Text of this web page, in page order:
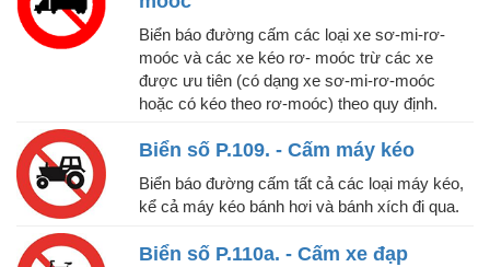
Biển báo đường cấm các loại xe sơ-mi-rơ-
moóc và các xe kéo rơ- moóc trừ các xe
được ưu tiên (có dạng xe sơ-mi-rơ-moóc
hoặc có kéo theo rơ-moóc) theo quy định.
Biển số P.109. - Cấm máy kéo
Biển báo đường cấm tất cả các loại máy kéo,
kể cả máy kéo bánh hơi và bánh xích đi qua.
Biển số P.110a. - Cấm xe đạp